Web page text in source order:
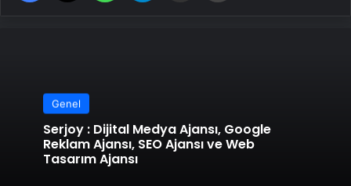
Genel
Serjoy : Dijital Medya Ajansı, Google
Reklam Ajansı, SEO Ajansı ve Web
Tasarım Ajansı